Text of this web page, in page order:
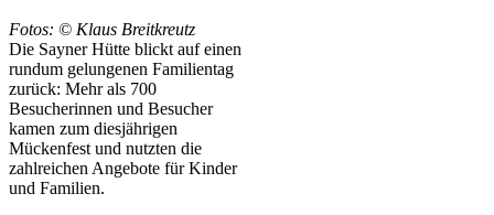
Fotos: © Klaus Breitkreutz
Die Sayner Hütte blickt auf einen
rundum gelungenen Familientag
zurück: Mehr als 700
Besucherinnen und Besucher
kamen zum diesjährigen
Mückenfest und nutzten die
zahlreichen Angebote für Kinder
und Familien.